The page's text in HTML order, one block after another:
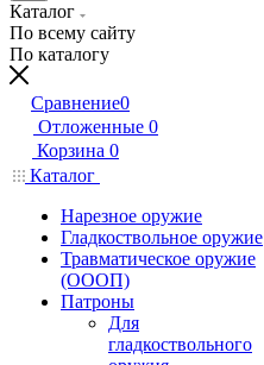
Каталог
По всему сайту
По каталогу
Сравнение0
Отложенные 0
Корзина 0
Каталог
Нарезное оружие
Гладкоствольное оружие
Травматическое оружие
(ОООП)
Патроны
Для
гладкоствольного